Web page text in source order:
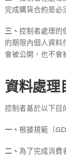
完成購貨合約是必
三、 控制者處理的
的期限內個人資料
會被公開，也不會
資料處理
控制者基於以下目
一、 根據規範（
二、 為了完成消費